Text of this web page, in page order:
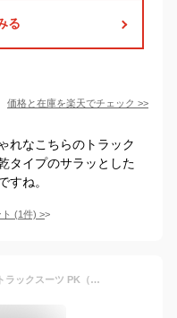
る
価格と在庫を楽天でチェック >>
れなこちらのトラック
タイプのサラッとした
すね。
(1件) >
NIKE（ナイキ）ウィメンズ NSW トラックスーツ PK（DD5861）（スポーツ/トレーニング/ランニング/セットアップ/ジャージ上下/ジャケット/パンツ/女性用/レディース）